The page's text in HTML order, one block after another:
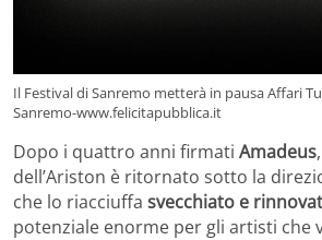
Il Festival di Sanremo metterà in pausa Affari
Sanremo-www.felicitapubblica.it
Dopo i quattro anni firmati Amadeus
dell’Ariston è ritornato sotto la
che lo riacciuffa svecchiato e
potenziale enorme per gli artisti che